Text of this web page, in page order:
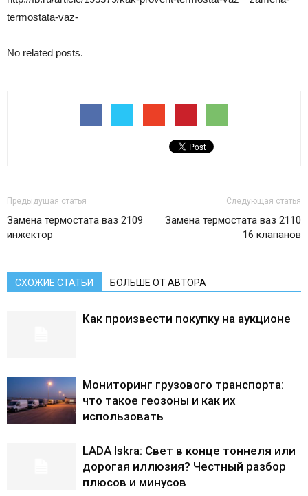
termostata-vaz-
No related posts.
Предыдущая статья
Замена термостата ваз 2109
инжектор
Следующая статья
Замена термостата ваз 2110
16 клапанов
СХОЖИЕ СТАТЬИ БОЛЬШЕ ОТ АВТОРА
Как произвести покупку на аукционе
Мониторинг грузового транспорта:
что такое геозоны и как их
использовать
LADA Iskra: Свет в конце тоннеля или
дорогая иллюзия? Честный разбор
плюсов и минусов